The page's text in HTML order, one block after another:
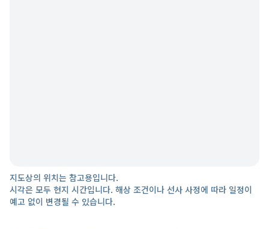
지도상의 위치는 참고용입니다.
시각은 모두 현지 시간입니다. 해상 조건이나 선사 사정에 따라 일정이
예고 없이 변경될 수 있습니다.